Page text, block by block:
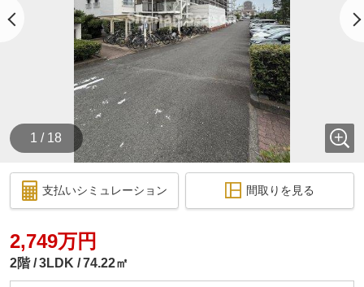
1 / 18
支払いシミュレーション 間取りを見る
2,749万円
2階 3LDK 74.22㎡